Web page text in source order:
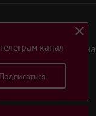
«Татарстан»
ссылка на
канал
Подписаться